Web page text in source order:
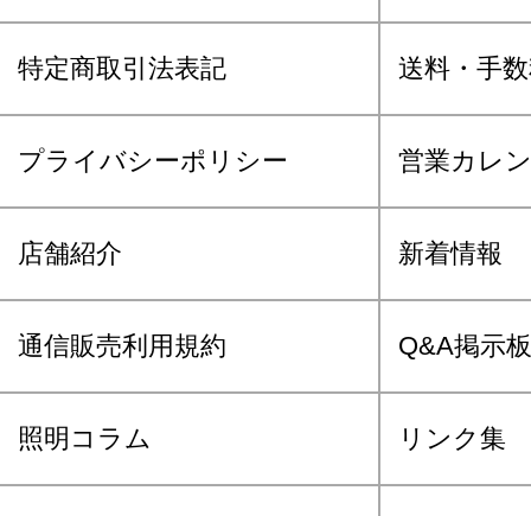
特定商取引法表記 送料・手
プライバシーポリシー 営業カレ
店舗紹介 新着情報
通信販売利用規約 Q&A掲示板
照明コラム リンク集